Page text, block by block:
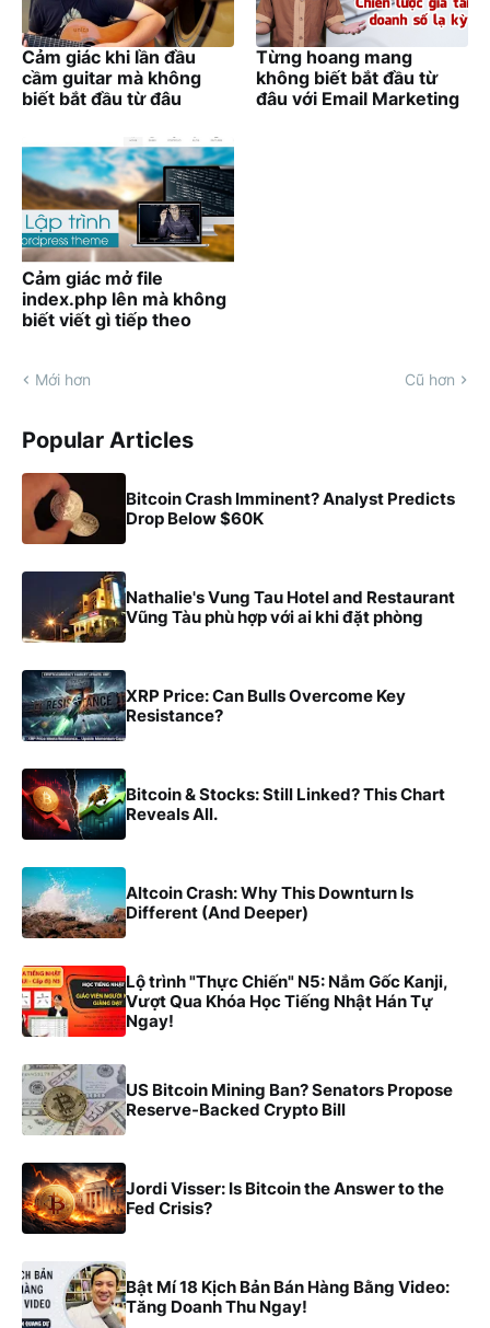
Cảm giác khi lần đầu
cầm guitar mà không
biết bắt đầu từ đâu
Từng hoang mang
không biết bắt đầu từ
đâu với Email Marketing
Cảm giác mở file
index.php lên mà không
biết viết gì tiếp theo
Mới hơn Cũ hơn
Popular Articles
Bitcoin Crash Imminent? Analyst Predicts
Drop Below $60K
Nathalie's Vung Tau Hotel and Restaurant
Vũng Tàu phù hợp với ai khi đặt phòng
XRP Price: Can Bulls Overcome Key
Resistance?
Bitcoin & Stocks: Still Linked? This Chart
Reveals All.
Altcoin Crash: Why This Downturn Is
Different (And Deeper)
Lộ trình "Thực Chiến" N5: Nắm Gốc Kanji,
Vượt Qua Khóa Học Tiếng Nhật Hán Tự
Ngay!
US Bitcoin Mining Ban? Senators Propose
Reserve-Backed Crypto Bill
Jordi Visser: Is Bitcoin the Answer to the
Fed Crisis?
Bật Mí 18 Kịch Bản Bán Hàng Bằng Video:
Tăng Doanh Thu Ngay!